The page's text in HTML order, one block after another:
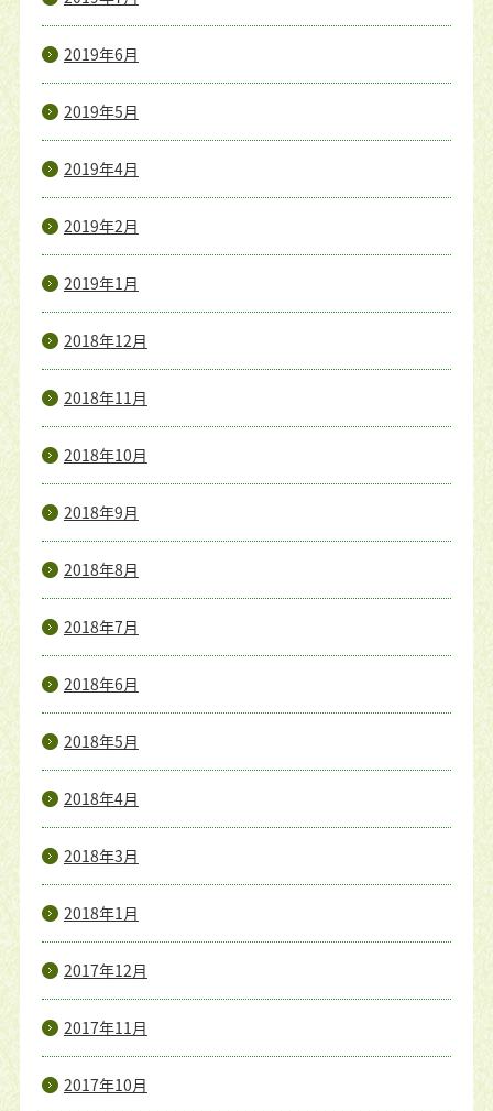
2019年6月
2019年5月
2019年4月
2019年2月
2019年1月
2018年12月
2018年11月
2018年10月
2018年9月
2018年8月
2018年7月
2018年6月
2018年5月
2018年4月
2018年3月
2018年1月
2017年12月
2017年11月
2017年10月